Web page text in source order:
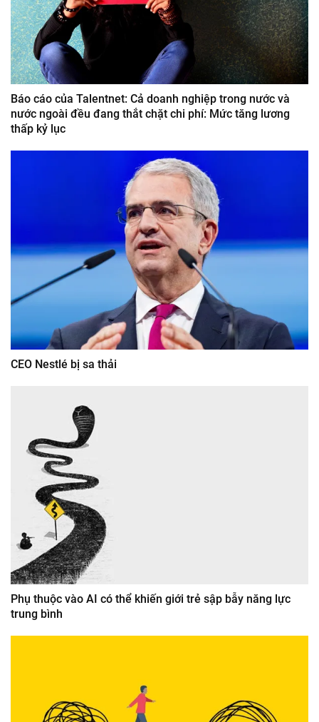
Báo cáo của Talentnet: Cả doanh nghiệp trong nước và
nước ngoài đều đang thắt chặt chi phí: Mức tăng lương
thấp kỷ lục
CEO Nestlé bị sa thải
Phụ thuộc vào AI có thể khiến giới trẻ sập bẫy năng lực
trung bình